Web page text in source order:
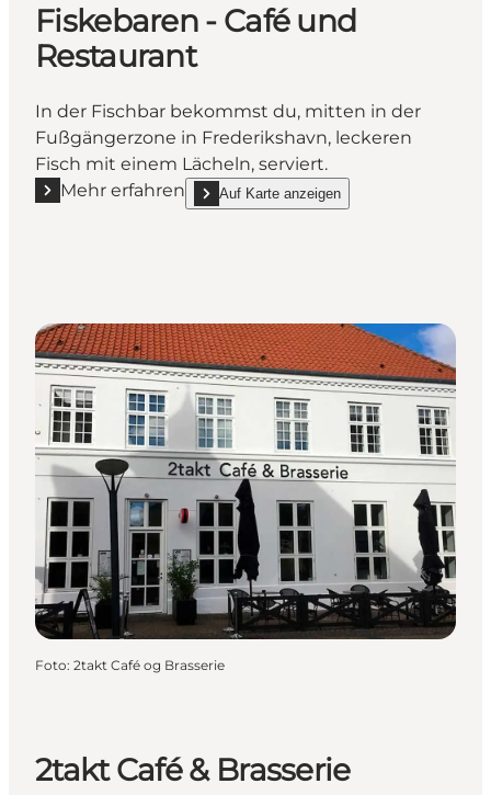
Fiskebaren - Café und
Restaurant
In der Fischbar bekommst du, mitten in der
Fußgängerzone in Frederikshavn, leckeren
Fisch mit einem Lächeln, serviert.
Mehr erfahren
Mehr erfahren "Fiskebaren - Café und Restaurant"
Auf Karte anzeigen
show Fiskebaren - Café und Restaurant
Foto: 2takt Café og Brasserie
2takt Café & Brasserie